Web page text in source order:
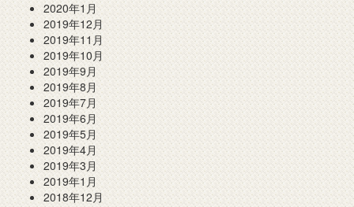
2020年1月
2019年12月
2019年11月
2019年10月
2019年9月
2019年8月
2019年7月
2019年6月
2019年5月
2019年4月
2019年3月
2019年1月
2018年12月